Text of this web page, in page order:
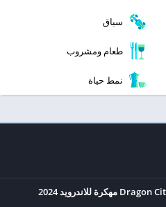
سباق
طعام ومشروب
نمط حياة